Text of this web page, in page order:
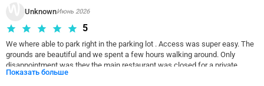
UnknownИюнь 2026
5
We where able to park right in the parking lot . Access was super easy. The
grounds are beautiful and we spent a few hours walking around. Only
disappointment was they the main restaurant was closed for a private
function
Показать больше